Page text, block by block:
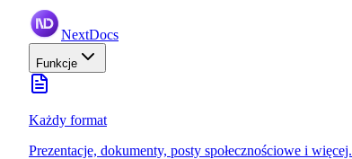
NextDocs
Funkcje
Każdy format
Prezentacje, dokumenty, posty społecznościowe i więcej.